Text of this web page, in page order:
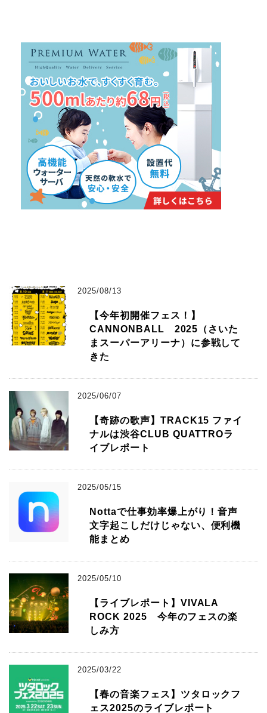
2025/08/13
【今年初開催フェス！】
CANNONBALL 2025（さいた
まスーパーアリーナ）に参戦して
きた
2025/06/07
【奇跡の歌声】TRACK15 ファイ
ナルは渋谷CLUB QUATTROラ
イブレポート
2025/05/15
Nottaで仕事効率爆上がり！音声
文字起こしだけじゃない、便利機
能まとめ
2025/05/10
【ライブレポート】VIVALA
ROCK 2025 今年のフェスの楽
しみ方
2025/03/22
【春の音楽フェス】ツタロックフ
ェス2025のライブレポート